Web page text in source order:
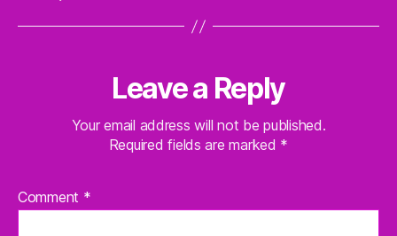
Leave a Reply
Your email address will not be published.
Required fields are marked *
Comment *